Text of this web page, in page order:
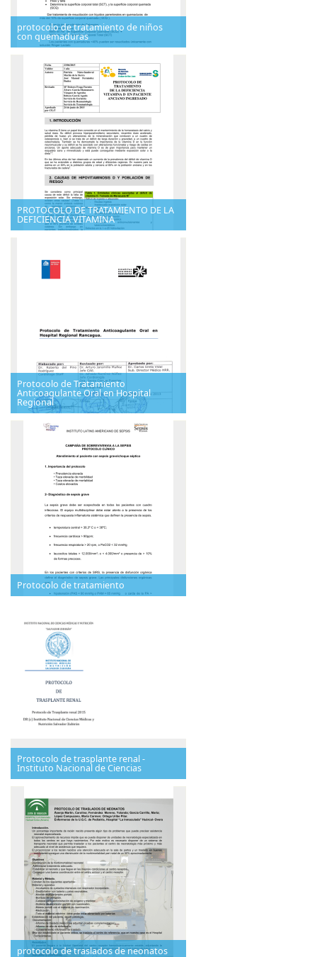
protocolo de tratamiento de niños
con quemaduras
PROTOCOLO DE TRATAMIENTO DE LA
DEFICIENCIA VITAMINA
Protocolo de Tratamiento
Anticoagulante Oral en Hospital
Regional
Protocolo de tratamiento
Protocolo de trasplante renal -
Instituto Nacional de Ciencias
protocolo de traslados de neonatos